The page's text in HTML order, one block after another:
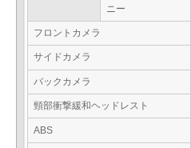
ニー
フロントカメラ
サイドカメラ
バックカメラ
頸部衝撃緩和ヘッドレスト
ABS